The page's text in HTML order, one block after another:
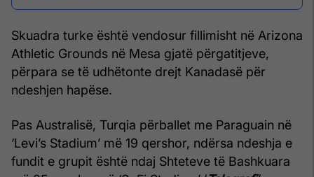
Skuadra turke është vendosur fillimisht në Arizona
Athletic Grounds në Mesa gjatë përgatitjeve,
përpara se të udhëtonte drejt Kanadasë për
ndeshjen hapëse.
Pas Australisë, Turqia përballet me Paraguain në
‘Levi’s Stadium’ më 19 qershor, ndërsa ndeshja e
fundit e grupit është ndaj Shteteve të Bashkuara